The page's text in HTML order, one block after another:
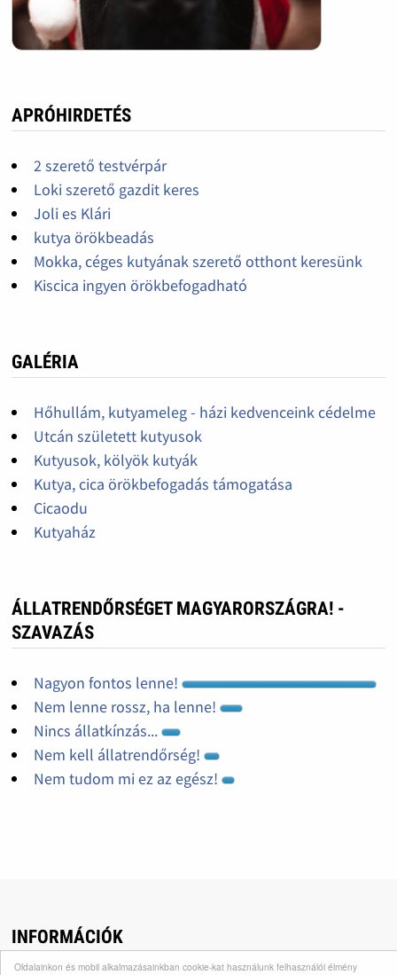
Oldalainkon és mobil alkalmazásainkban cookie-kat használunk felhasználói élmény
APRÓHIRDETÉS
2 szerető testvérpár
Loki szerető gazdit keres
Joli es Klári
kutya örökbeadás
Mokka, céges kutyának szerető otthont keresünk
Kiscica ingyen örökbefogadható
GALÉRIA
Hőhullám, kutyameleg - házi kedvenceink cédelme
Utcán született kutyusok
Kutyusok, kölyök kutyák
Kutya, cica örökbefogadás támogatása
Cicaodu
Kutyaház
ÁLLATRENDŐRSÉGET MAGYARORSZÁGRA! -
SZAVAZÁS
Nagyon fontos lenne!
Nem lenne rossz, ha lenne!
Nincs állatkínzás...
Nem kell állatrendőrség!
Nem tudom mi ez az egész!
INFORMÁCIÓK